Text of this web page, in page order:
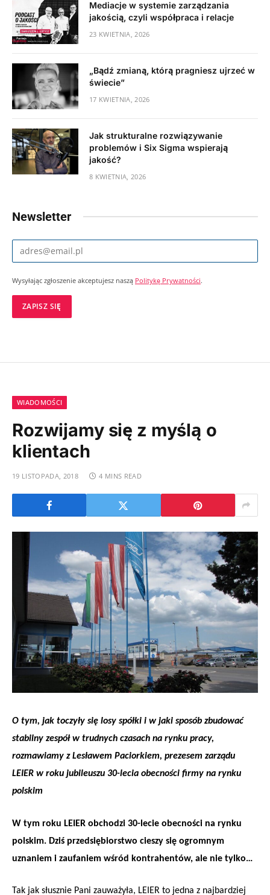
Mediacje w systemie zarządzania
jakością, czyli współpraca i relacje
23 KWIETNIA, 2026
„Bądź zmianą, którą pragniesz ujrzeć w
świecie”
17 KWIETNIA, 2026
Jak strukturalne rozwiązywanie
problemów i Six Sigma wspierają
jakość?
8 KWIETNIA, 2026
Newsletter
Wysyłając zgłoszenie akceptujesz naszą Politykę Prywatności.
WIADOMOŚCI
Rozwijamy się z myślą o
klientach
19 LISTOPADA, 2018 4 MINS READ
O tym, jak toczyły się losy spółki i w jaki sposób zbudować
stabilny zespół w trudnych czasach na rynku pracy,
rozmawiamy z Lesławem Paciorkiem, prezesem zarządu
LEIER w roku jubileuszu 30-lecia obecności firmy na rynku
polskim
W tym roku LEIER obchodzi 30-lecie obecności na rynku
polskim. Dziś przedsiębiorstwo cieszy się ogromnym
uznaniem i zaufaniem wśród kontrahentów, ale nie tylko…
Tak jak słusznie Pani zauważyła, LEIER to jedna z najbardziej